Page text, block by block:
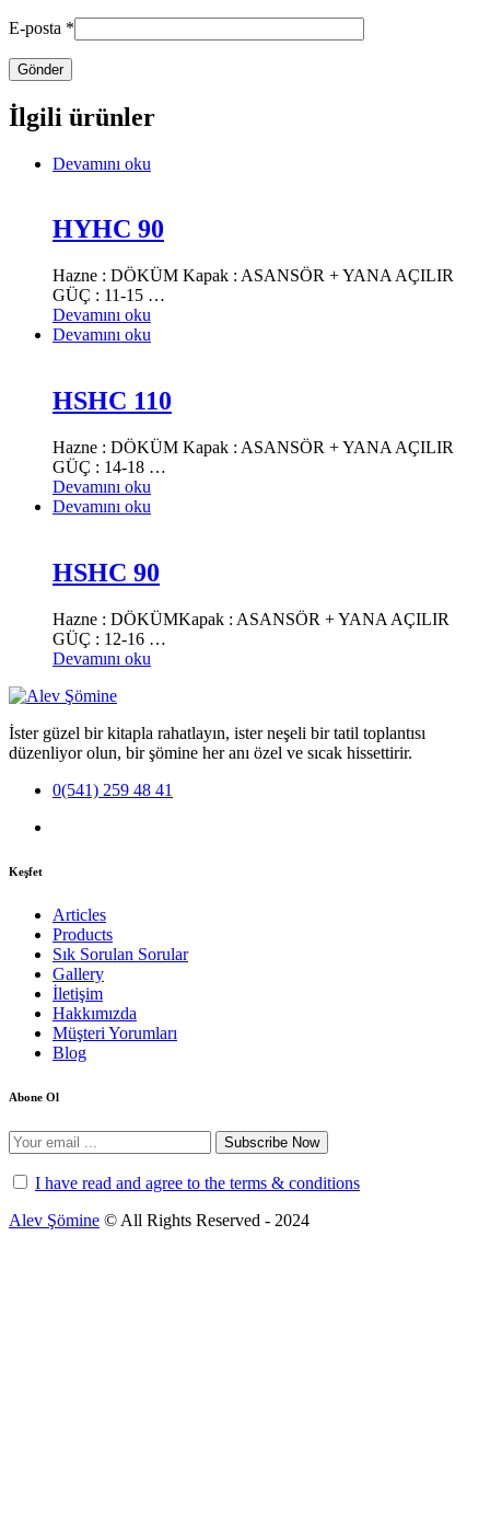
E-posta *
İlgili ürünler
Devamını oku
HYHC 90
Hazne : DÖKÜM Kapak : ASANSÖR + YANA AÇILIR
GÜÇ : 11-15 …
Devamını oku
Devamını oku
HSHC 110
Hazne : DÖKÜM Kapak : ASANSÖR + YANA AÇILIR
GÜÇ : 14-18 …
Devamını oku
Devamını oku
HSHC 90
Hazne : DÖKÜMKapak : ASANSÖR + YANA AÇILIR
GÜÇ : 12-16 …
Devamını oku
İster güzel bir kitapla rahatlayın, ister neşeli bir tatil toplantısı
düzenliyor olun, bir şömine her anı özel ve sıcak hissettirir.
0(541) 259 48 41
Keşfet
Articles
Products
Sık Sorulan Sorular
Gallery
İletişim
Hakkımızda
Müşteri Yorumları
Blog
Abone Ol
Subscribe Now
I have read and agree to the terms & conditions
Alev Şömine © All Rights Reserved - 2024